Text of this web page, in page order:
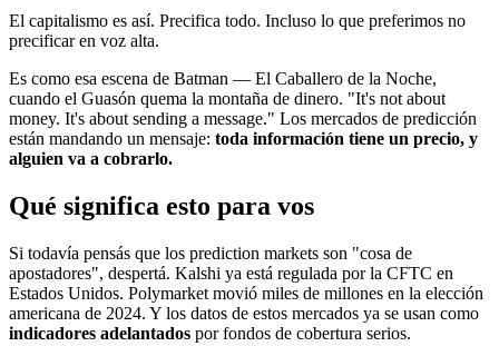
El capitalismo es así. Precifica todo. Incluso lo que preferimos no
precificar en voz alta.
Es como esa escena de Batman — El Caballero de la Noche,
cuando el Guasón quema la montaña de dinero. "It's not about
money. It's about sending a message." Los mercados de predicción
están mandando un mensaje: toda información tiene un precio, y
alguien va a cobrarlo.
Qué significa esto para vos
Si todavía pensás que los prediction markets son "cosa de
apostadores", despertá. Kalshi ya está regulada por la CFTC en
Estados Unidos. Polymarket movió miles de millones en la elección
americana de 2024. Y los datos de estos mercados ya se usan como
indicadores adelantados por fondos de cobertura serios.